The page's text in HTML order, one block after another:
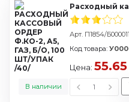
Расходный
Арт. П1854/Б000011
В наличии
Код товара:
Цена: 55.65